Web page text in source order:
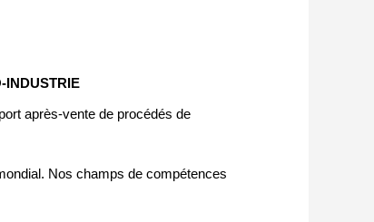
INDUSTRIE
après-vente de procédés de
Nos champs de compétences